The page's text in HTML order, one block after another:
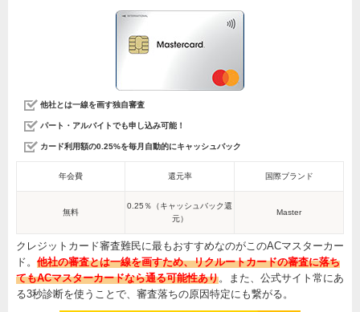
他社とは一線を画す独自審査
パート・アルバイトでも申し込み可能！
カード利用額の0.25%を毎月自動的にキャッシュバック
年会費 還元率 国際ブランド
無料
0.25％（キャッシュバック還
元）
Master
クレジットカード審査難民に最もおすすめなのがこのACマスターカー
ド。 他社の審査とは一線を画すため、リクルートカードの審査に落ち
てもACマスターカードなら通る可能性あり。また、公式サイト常にあ
る3秒診断を使うことで、審査落ちの原因特定にも繋がる。